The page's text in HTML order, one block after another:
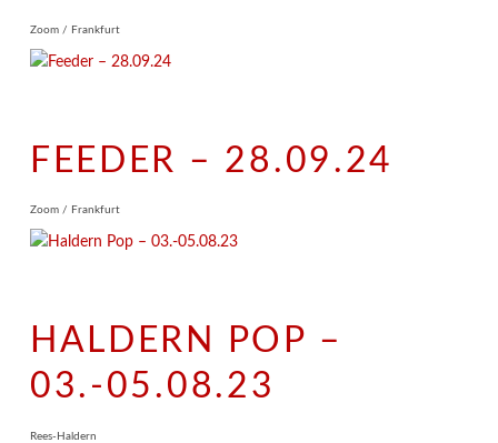
Zoom / Frankfurt
FEEDER – 28.09.24
Zoom / Frankfurt
HALDERN POP –
03.-05.08.23
Rees-Haldern